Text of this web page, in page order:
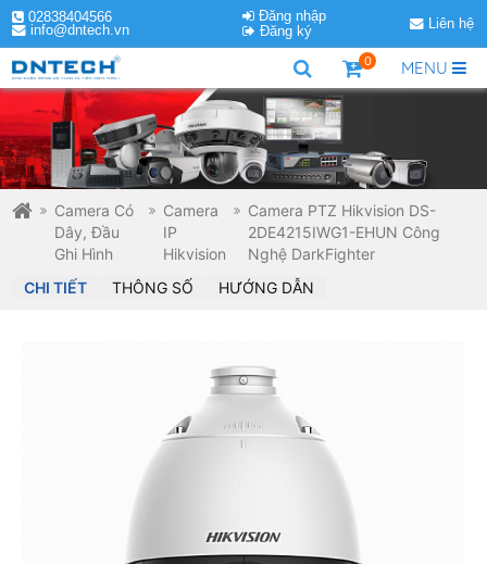
02838404566
info@dntech.vn
Đăng nhập
Đăng ký
Liên hệ
MENU
0
Camera Có
Dây, Đầu
Ghi Hình
Camera
IP
Hikvision
Camera PTZ Hikvision DS-
2DE4215IWG1-EHUN Công
Nghệ DarkFighter
CHI TIẾT
THÔNG SỐ HƯỚNG DẪN